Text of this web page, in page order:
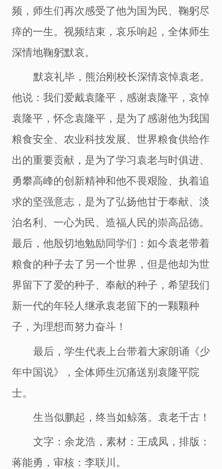
频，师生们再次感受了他为国为民、鞠躬尽
瘁的一生。视频结束，哀乐响起，全体师生
深情地鞠躬默哀。
默哀礼毕，熊治刚校长深情哀悼袁老。
他说：我们爱戴袁隆平，感谢袁隆平，哀悼
袁隆平，怀念袁隆平，是为了感谢他为我国
粮食安全、农业科技发展、世界粮食供给作
出的重要贡献，是为了学习袁老与时俱进、
勇攀高峰的创新精神和他不畏艰险、执着追
求的坚强意志，是为了弘扬他甘于奉献、淡
泊名利、一心为民、造福人民的崇高品德。
最后，他殷切地勉励同学们：如今袁老带着
粮食的种子去了另一个世界，但是他却为世
界留下了爱的种子、奉献的种子，希望我们
新一代的年轻人继承袁老留下的一颗颗种
子，为理想而努力奋斗！
最后，学生代表上台带着大家朗诵《少
年中国说》，全体师生沉痛送别袁隆平院
士。
生当似鹏起，终当如鲸落。袁老千古！
文字：余龙浩，素材：王成凤，排版：
蒋能勇，审核：李联川。